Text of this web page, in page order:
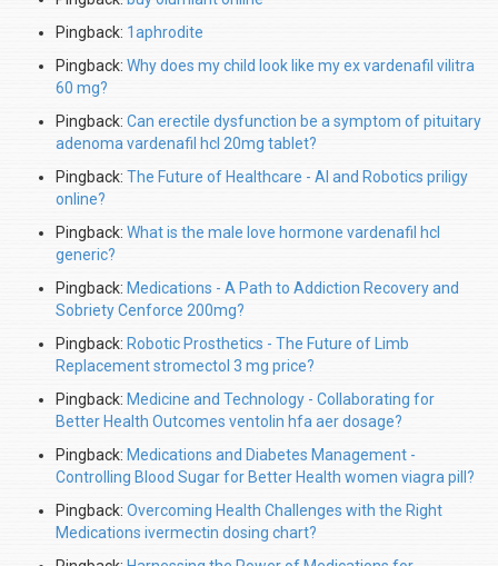
Pingback: 1aphrodite
Pingback: Why does my child look like my ex vardenafil vilitra
60 mg?
Pingback: Can erectile dysfunction be a symptom of pituitary
adenoma vardenafil hcl 20mg tablet?
Pingback: The Future of Healthcare - AI and Robotics priligy
online?
Pingback: What is the male love hormone vardenafil hcl
generic?
Pingback: Medications - A Path to Addiction Recovery and
Sobriety Cenforce 200mg?
Pingback: Robotic Prosthetics - The Future of Limb
Replacement stromectol 3 mg price?
Pingback: Medicine and Technology - Collaborating for
Better Health Outcomes ventolin hfa aer dosage?
Pingback: Medications and Diabetes Management -
Controlling Blood Sugar for Better Health women viagra pill?
Pingback: Overcoming Health Challenges with the Right
Medications ivermectin dosing chart?